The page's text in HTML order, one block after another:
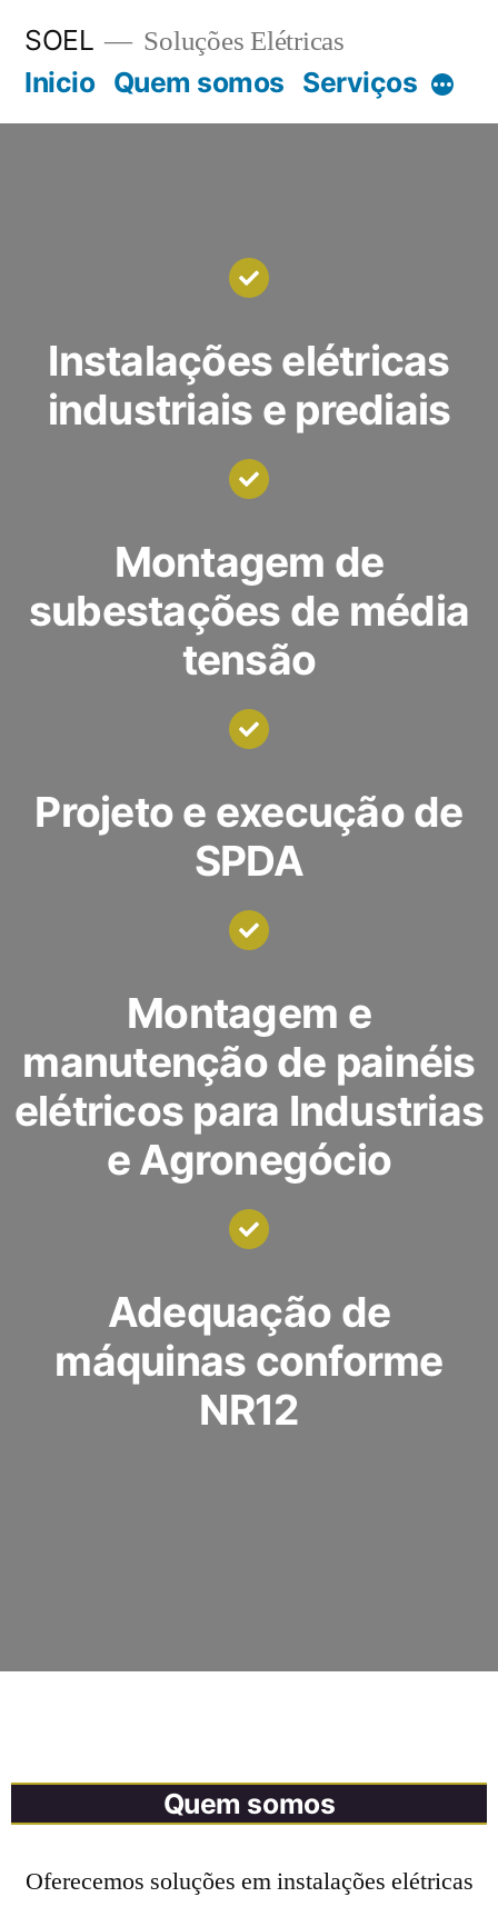
SOEL Soluções Elétricas
Inicio Quem somos Serviços
Instalações elétricas
industriais e prediais
Montagem de
subestações de média
tensão
Projeto e execução de
SPDA
Montagem e
manutenção de painéis
elétricos para Industrias
e Agronegócio
Adequação de
máquinas conforme
NR12
Quem somos
Oferecemos soluções em instalações elétricas